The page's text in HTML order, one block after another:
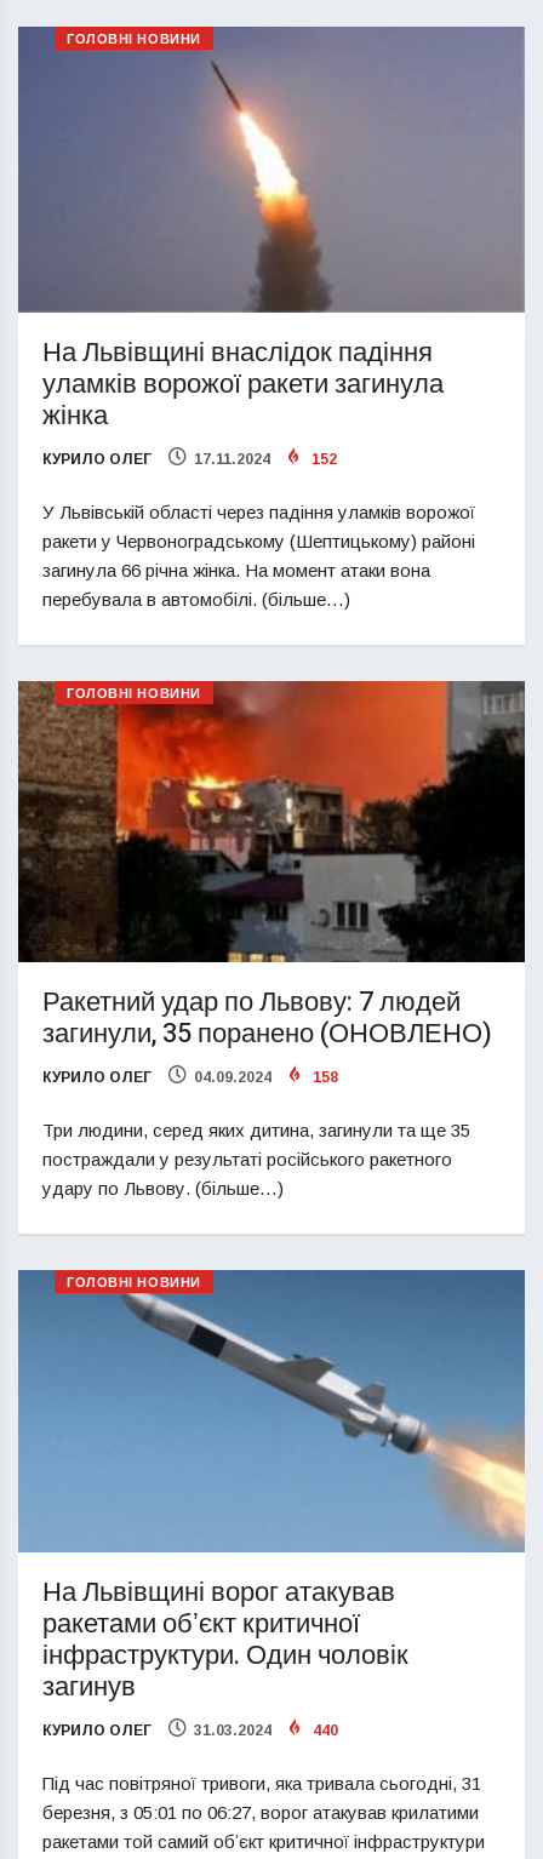
ГОЛОВНІ НОВИНИ
На Львівщині внаслідок падіння
уламків ворожої ракети загинула
жінка
КУРИЛО ОЛЕГ 17.11.2024 152
У Львівській області через падіння уламків ворожої
ракети у Червоноградському (Шептицькому) районі
загинула 66 річна жінка. На момент атаки вона
перебувала в автомобілі. (більше…)
ГОЛОВНІ НОВИНИ
Ракетний удар по Львову: 7 людей
загинули, 35 поранено (ОНОВЛЕНО)
КУРИЛО ОЛЕГ 04.09.2024 158
Три людини, серед яких дитина, загинули та ще 35
постраждали у результаті російського ракетного
удару по Львову. (більше…)
ГОЛОВНІ НОВИНИ
На Львівщині ворог атакував
ракетами обʼєкт критичної
інфраструктури. Один чоловік
загинув
КУРИЛО ОЛЕГ 31.03.2024 440
Під час повітряної тривоги, яка тривала сьогодні, 31
березня, з 05:01 по 06:27, ворог атакував крилатими
ракетами той самий обʼєкт критичної інфраструктури